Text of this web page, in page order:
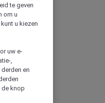
te geven
om u
u kiezen
uw e-
,
en
de knop